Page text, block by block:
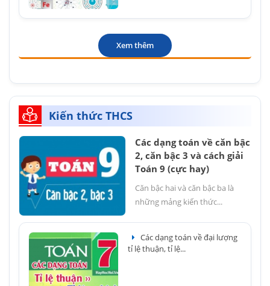
Xem thêm
Kiến thức THCS
Các dạng toán về căn bậc
2, căn bậc 3 và cách giải
Toán 9 (cực hay)
Căn bậc hai và căn bậc ba là
những mảng kiến thức...
Các dạng toán về đại lượng
tỉ lệ thuận, tỉ lệ...